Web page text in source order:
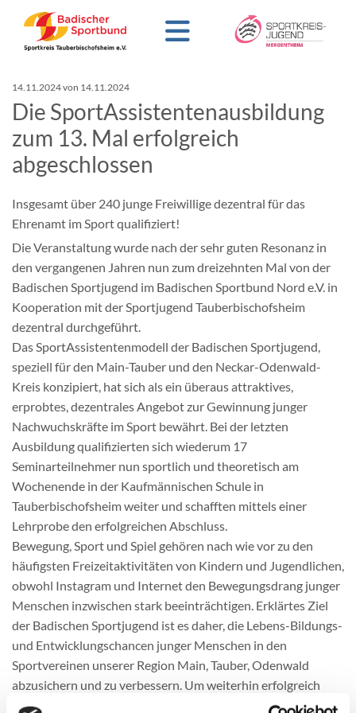
14.11.2024von 14.11.2024
Die SportAssistentenausbildung
zum 13. Mal erfolgreich
abgeschlossen
Insgesamt über 240 junge Freiwillige dezentral für das
Ehrenamt im Sport qualifiziert!
Die Veranstaltung wurde nach der sehr guten Resonanz in
den vergangenen Jahren nun zum dreizehnten Mal von der
Badischen Sportjugend im Badischen Sportbund Nord e.V. in
Kooperation mit der Sportjugend Tauberbischofsheim
dezentral durchgeführt.
Das SportAssistentenmodell der Badischen Sportjugend,
speziell für den Main-Tauber und den Neckar-Odenwald-
Kreis konzipiert, hat sich als ein überaus attraktives,
erprobtes, dezentrales Angebot zur Gewinnung junger
Nachwuchskräfte im Sport bewährt. Bei der letzten
Ausbildung qualifizierten sich wiederum 17
Seminarteilnehmer nun sportlich und theoretisch am
Wochenende in der Kaufmännischen Schule in
Tauberbischofsheim weiter und schafften mittels einer
Lehrprobe den erfolgreichen Abschluss.
Bewegung, Sport und Spiel gehören nach wie vor zu den
häufigsten Freizeitaktivitäten von Kindern und Jugendlichen,
obwohl Instagram und Internet den Bewegungsdrang junger
Menschen inzwischen stark beeinträchtigen. Erklärtes Ziel
der Badischen Sportjugend ist es daher, die Lebens-Bildungs-
und Entwicklungschancen junger Menschen in den
Sportvereinen unserer Region Main, Tauber, Odenwald
abzusichern und zu verbessern. Um weiterhin erfolgreich
sein zu können, müssen wir insbesondere junge, engagierte